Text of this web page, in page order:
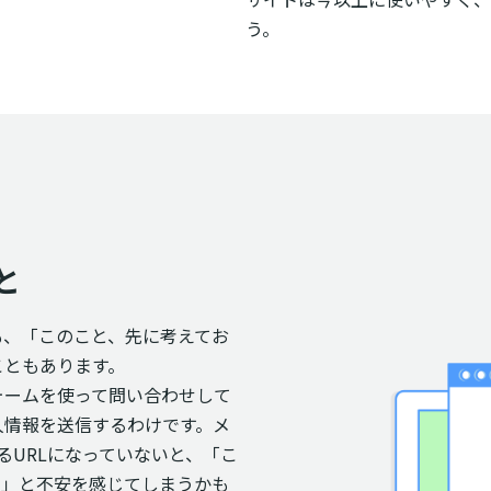
う。
「このこと、先に考えてお
もあります。
ムを使って問い合わせして
報を送信するわけです。メ
になっていないと、「こ
と不安を感じてしまうかも